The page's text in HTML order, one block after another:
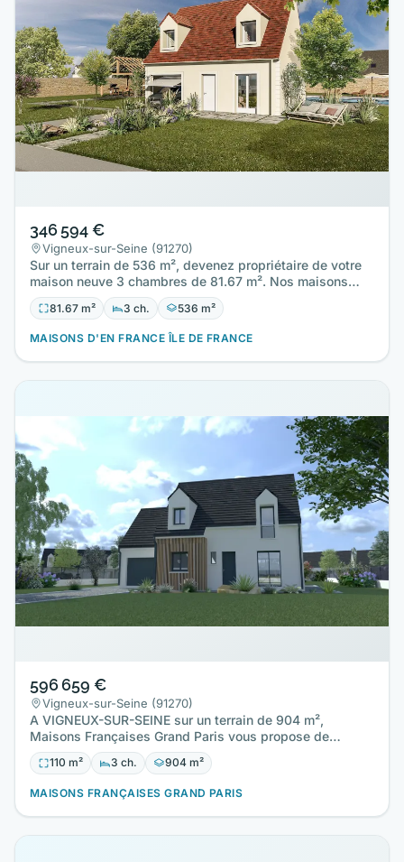
346 594 €
Vigneux-sur-Seine (91270)
Sur un terrain de 536 m², devenez propriétaire de votre
maison neuve 3 chambres de 81.67 m². Nos maisons
sont toutes…
81.67 m² 3 ch. 536 m²
MAISONS D'EN FRANCE ÎLE DE FRANCE
596 659 €
Vigneux-sur-Seine (91270)
A VIGNEUX-SUR-SEINE sur un terrain de 904 m²,
Maisons Françaises Grand Paris vous propose de
réaliser cette maison…
110 m² 3 ch. 904 m²
MAISONS FRANÇAISES GRAND PARIS